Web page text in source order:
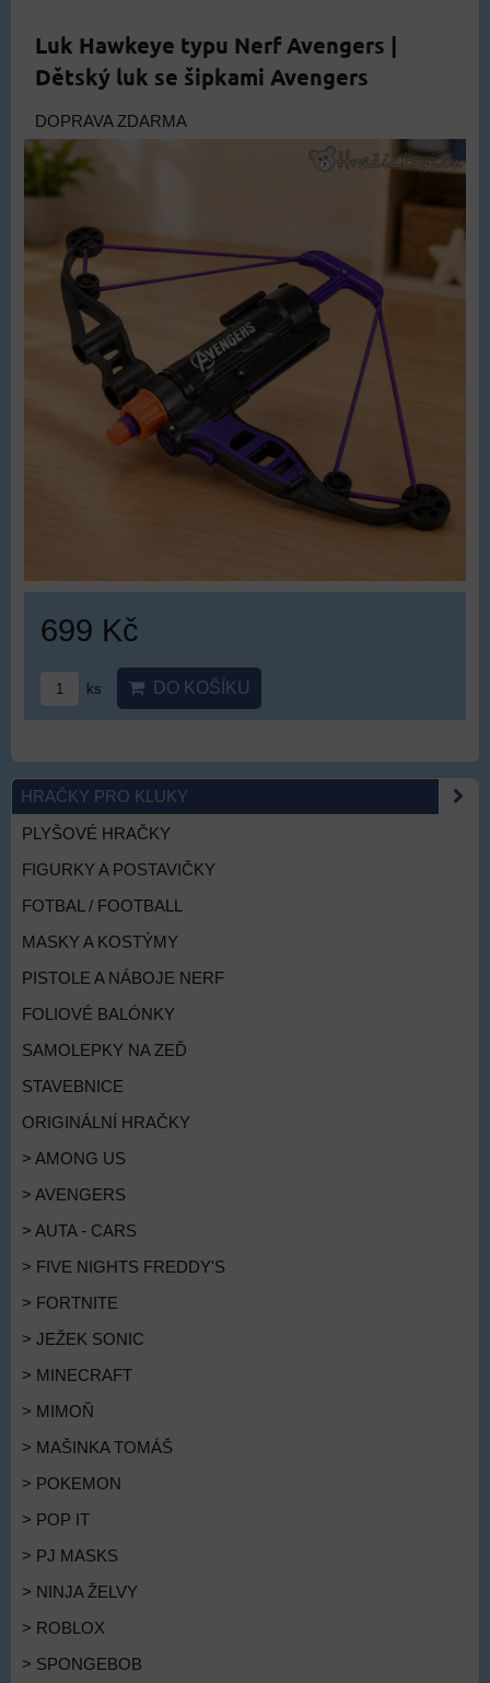
Luk Hawkeye typu Nerf Avengers |
Dětský luk se šipkami Avengers
DOPRAVA ZDARMA
699 Kč
ks DO KOŠÍKU
HRAČKY PRO KLUKY
PLYŠOVÉ HRAČKY
FIGURKY A POSTAVIČKY
FOTBAL / FOOTBALL
MASKY A KOSTÝMY
PISTOLE A NÁBOJE NERF
FOLIOVÉ BALÓNKY
SAMOLEPKY NA ZEĎ
STAVEBNICE
ORIGINÁLNÍ HRAČKY
> AMONG US
> AVENGERS
> AUTA - CARS
> FIVE NIGHTS FREDDY'S
> FORTNITE
> JEŽEK SONIC
> MINECRAFT
> MIMOŇ
> MAŠINKA TOMÁŠ
> POKEMON
> POP IT
> PJ MASKS
> NINJA ŽELVY
> ROBLOX
> SPONGEBOB